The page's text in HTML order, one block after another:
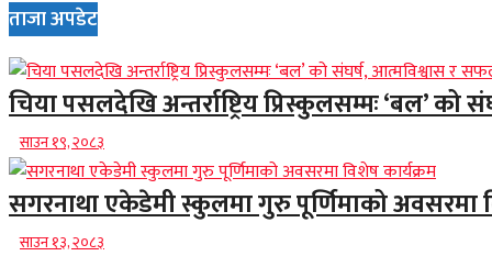
ताजा अपडेट
चिया पसलदेखि अन्तर्राष्ट्रिय प्रिस्कुलसम्मः ‘बल’ को
साउन १९, २०८३
सगरनाथा एकेडेमी स्कुलमा गुरु पूर्णिमाको अवसरमा
साउन १३, २०८३